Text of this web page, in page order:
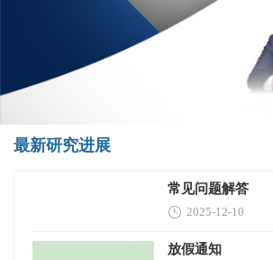
最新研究进展
常见问题解答
2025-12-10
放假通知